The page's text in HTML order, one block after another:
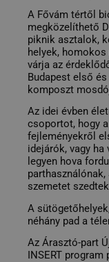
A Fővám tértől
megközelíthető
piknik asztalok,
helyek, homokos
várja az
Budapest első
komposzt
Az idei évben
csoportot, hogy
fejleményekről
idejárók, vagy
legyen hova
szemetet
A
néhány pad a
Az Árasztó-part
INSERT